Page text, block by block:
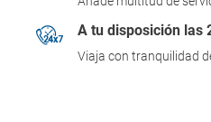
A tu disposición las
Viaja con tranquilidad